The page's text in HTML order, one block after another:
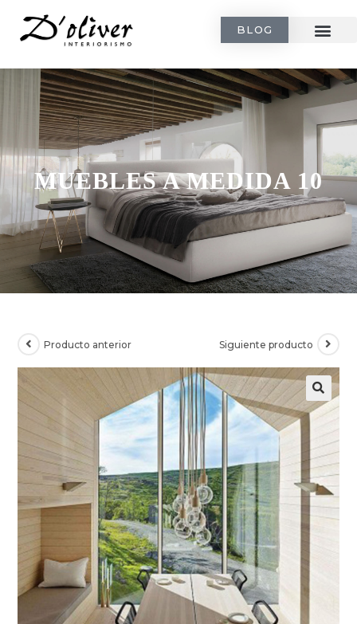
BLOG
MUEBLES A MEDIDA 10
Producto anterior Siguiente producto